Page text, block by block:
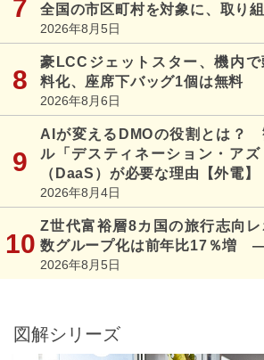
全国の市区町村を対象に、取り
2026年8月5日
豪LCCジェットスター、機内
料化、座席下バッグ1個は無料
2026年8月6日
AIが変えるDMOの役割とは？
ル「デスティネーション・アズ
（DaaS）が必要な理由【外電】
2026年8月4日
Z世代富裕層8カ国の旅行志向
数グループ化は前年比17％増
2026年8月5日
図解シリーズ